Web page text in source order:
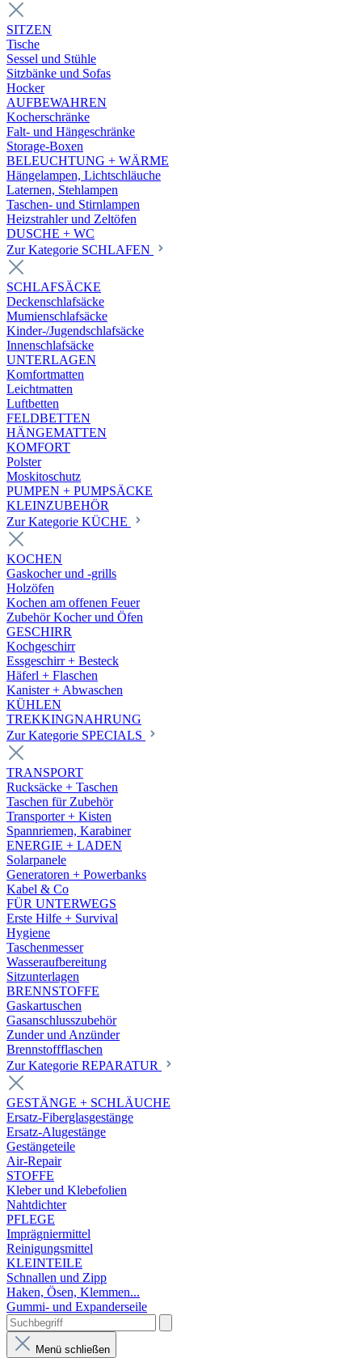
SITZEN
Tische
Sessel und Stühle
Sitzbänke und Sofas
Hocker
AUFBEWAHREN
Kocherschränke
Falt- und Hängeschränke
Storage-Boxen
BELEUCHTUNG + WÄRME
Hängelampen, Lichtschläuche
Laternen, Stehlampen
Taschen- und Stirnlampen
Heizstrahler und Zeltöfen
DUSCHE + WC
Zur Kategorie SCHLAFEN
SCHLAFSÄCKE
Deckenschlafsäcke
Mumienschlafsäcke
Kinder-/Jugendschlafsäcke
Innenschlafsäcke
UNTERLAGEN
Komfortmatten
Leichtmatten
Luftbetten
FELDBETTEN
HÄNGEMATTEN
KOMFORT
Polster
Moskitoschutz
PUMPEN + PUMPSÄCKE
KLEINZUBEHÖR
Zur Kategorie KÜCHE
KOCHEN
Gaskocher und -grills
Holzöfen
Kochen am offenen Feuer
Zubehör Kocher und Öfen
GESCHIRR
Kochgeschirr
Essgeschirr + Besteck
Häferl + Flaschen
Kanister + Abwaschen
KÜHLEN
TREKKINGNAHRUNG
Zur Kategorie SPECIALS
TRANSPORT
Rucksäcke + Taschen
Taschen für Zubehör
Transporter + Kisten
Spannriemen, Karabiner
ENERGIE + LADEN
Solarpanele
Generatoren + Powerbanks
Kabel & Co
FÜR UNTERWEGS
Erste Hilfe + Survival
Hygiene
Taschenmesser
Wasseraufbereitung
Sitzunterlagen
BRENNSTOFFE
Gaskartuschen
Gasanschlusszubehör
Zunder und Anzünder
Brennstoffflaschen
Zur Kategorie REPARATUR
GESTÄNGE + SCHLÄUCHE
Ersatz-Fiberglasgestänge
Ersatz-Alugestänge
Gestängeteile
Air-Repair
STOFFE
Kleber und Klebefolien
Nahtdichter
PFLEGE
Imprägniermittel
Reinigungsmittel
KLEINTEILE
Schnallen und Zipp
Haken, Ösen, Klemmen...
Gummi- und Expanderseile
Menü schließen